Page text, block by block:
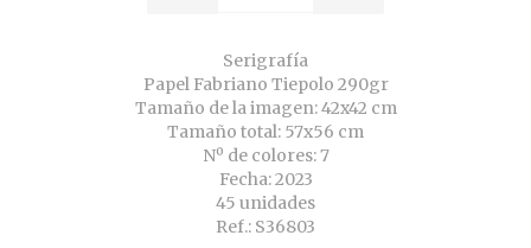
Serigrafía
Papel Fabriano Tiepolo 290gr
Tamaño de la imagen: 42x42 cm
Tamaño total: 57x56 cm
Nº de colores: 7
Fecha: 2023
45 unidades
Ref.: S36803